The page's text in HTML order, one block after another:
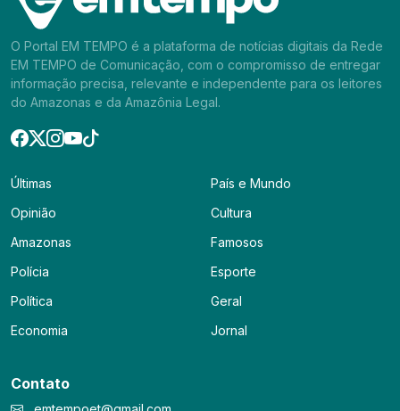
O Portal EM TEMPO é a plataforma de notícias digitais da Rede
EM TEMPO de Comunicação, com o compromisso de entregar
informação precisa, relevante e independente para os leitores
do Amazonas e da Amazônia Legal.
Últimas
Opinião
Amazonas
Polícia
Política
Economia
País e Mundo
Cultura
Famosos
Esporte
Geral
Jornal
Contato